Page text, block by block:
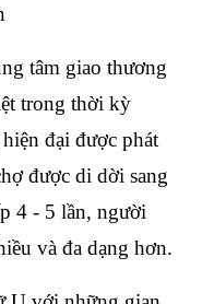
tâm giao thương
trong thời kỳ
đại được phát
được di dời sang
4 - 5 lần, người
và đa dạng hơn.